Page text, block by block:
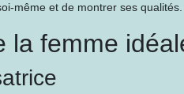
même et de montrer ses
la femme